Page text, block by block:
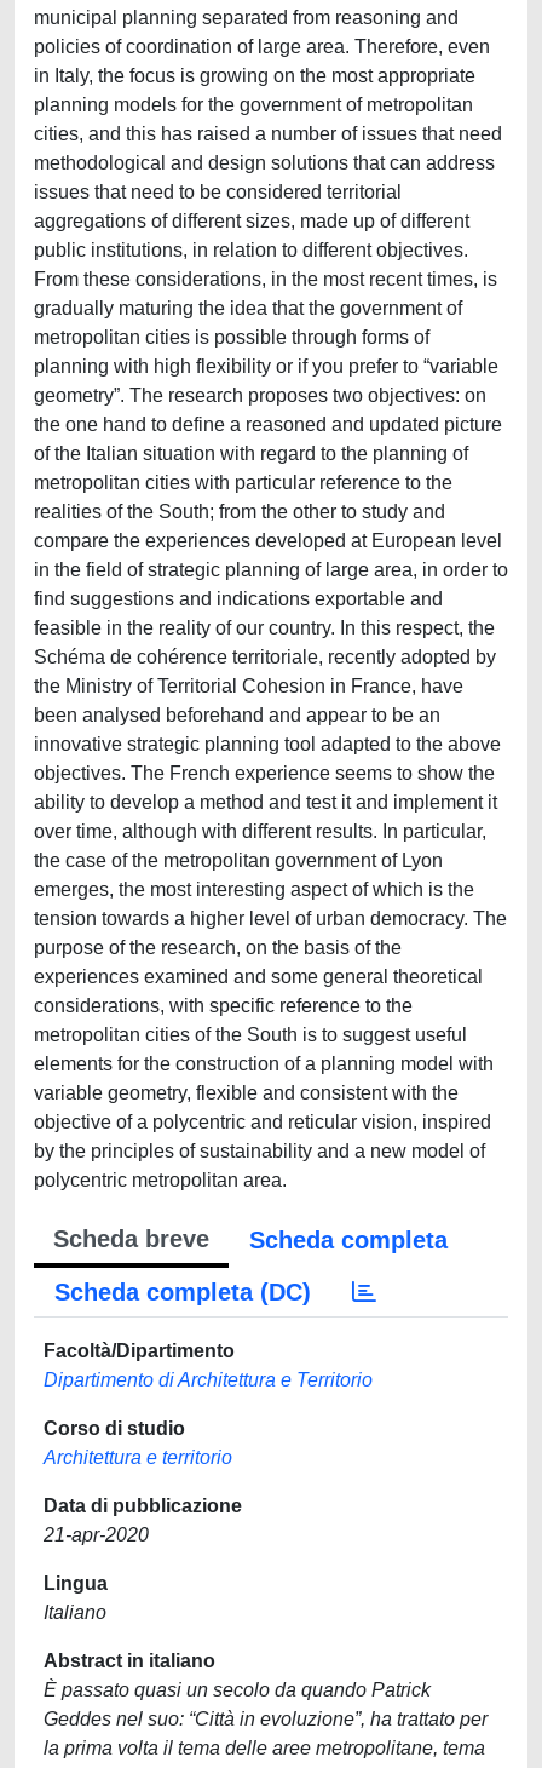
municipal planning separated from reasoning and
policies of coordination of large area. Therefore, even
in Italy, the focus is growing on the most appropriate
planning models for the government of metropolitan
cities, and this has raised a number of issues that need
methodological and design solutions that can address
issues that need to be considered territorial
aggregations of different sizes, made up of different
public institutions, in relation to different objectives.
From these considerations, in the most recent times, is
gradually maturing the idea that the government of
metropolitan cities is possible through forms of
planning with high flexibility or if you prefer to “variable
geometry”. The research proposes two objectives: on
the one hand to define a reasoned and updated picture
of the Italian situation with regard to the planning of
metropolitan cities with particular reference to the
realities of the South; from the other to study and
compare the experiences developed at European level
in the field of strategic planning of large area, in order to
find suggestions and indications exportable and
feasible in the reality of our country. In this respect, the
Schéma de cohérence territoriale, recently adopted by
the Ministry of Territorial Cohesion in France, have
been analysed beforehand and appear to be an
innovative strategic planning tool adapted to the above
objectives. The French experience seems to show the
ability to develop a method and test it and implement it
over time, although with different results. In particular,
the case of the metropolitan government of Lyon
emerges, the most interesting aspect of which is the
tension towards a higher level of urban democracy. The
purpose of the research, on the basis of the
experiences examined and some general theoretical
considerations, with specific reference to the
metropolitan cities of the South is to suggest useful
elements for the construction of a planning model with
variable geometry, flexible and consistent with the
objective of a polycentric and reticular vision, inspired
by the principles of sustainability and a new model of
polycentric metropolitan area.
Scheda breve
Scheda completa
Scheda completa (DC)
Facoltà/Dipartimento
Dipartimento di Architettura e Territorio
Corso di studio
Architettura e territorio
Data di pubblicazione
21-apr-2020
Lingua
Italiano
Abstract in italiano
È passato quasi un secolo da quando Patrick
Geddes nel suo: “Città in evoluzione”, ha trattato per
la prima volta il tema delle aree metropolitane, tema